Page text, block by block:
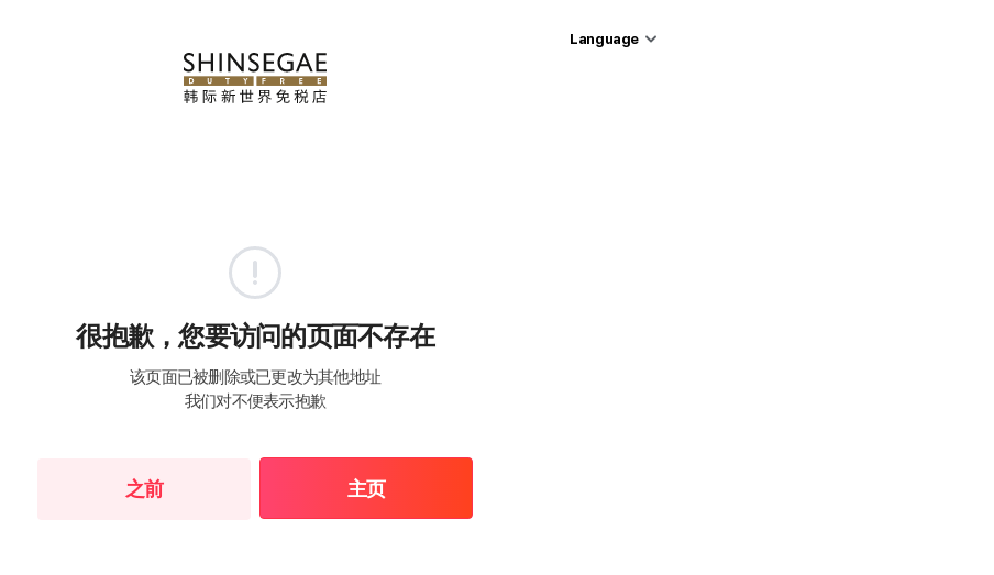
Language
很抱歉，您要访问的页面不存在
该页面已被删除或已更改为其他地址
我们对不便表示抱歉
之前 主页